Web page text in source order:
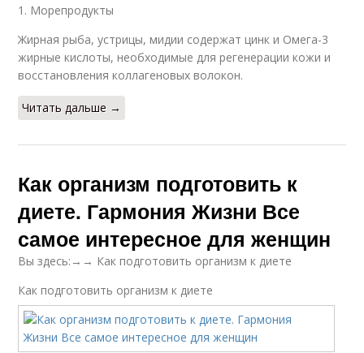
1. Морепродукты
Жирная рыба, устрицы, мидии содержат цинк и Омега-3
жирные кислоты, необходимые для регенерации кожи и
восстановления коллагеновых волокон.
Читать дальше →
Как организм подготовить к
диете. Гармония Жизни Все
самое интересное для женщин
Вы здесь:→→ Как подготовить организм к диете
Как подготовить организм к диете